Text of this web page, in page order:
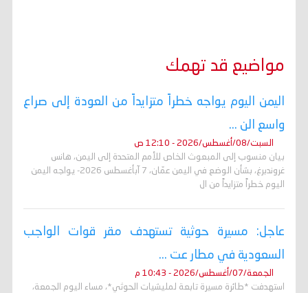
مواضيع قد تهمك
اليمن اليوم يواجه خطراً متزايداً من العودة إلى صراع
واسع الن ...
السبت/08/أغسطس/2026 - 12:10 ص
بيان منسوب إلى المبعوث الخاص للأمم المتحدة إلى اليمن، هانس
غروندبرغ، بشأن الوضع في اليمن عمّان، 7 آبأغسطس 2026- يواجه اليمن
اليوم خطراً متزايداً من ال
عاجل: مسيرة حوثية تستهدف مقر قوات الواجب
السعودية في مطار عت ...
الجمعة/07/أغسطس/2026 - 10:43 م
استهدفت *طائرة مسيرة تابعة لمليشيات الحوثي*، مساء اليوم الجمعة،